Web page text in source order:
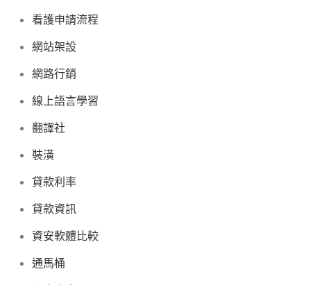
看護申請流程
網站架設
網路行銷
線上語言學習
翻譯社
裝潢
貸款利率
貸款資訊
資安軟體比較
通馬桶